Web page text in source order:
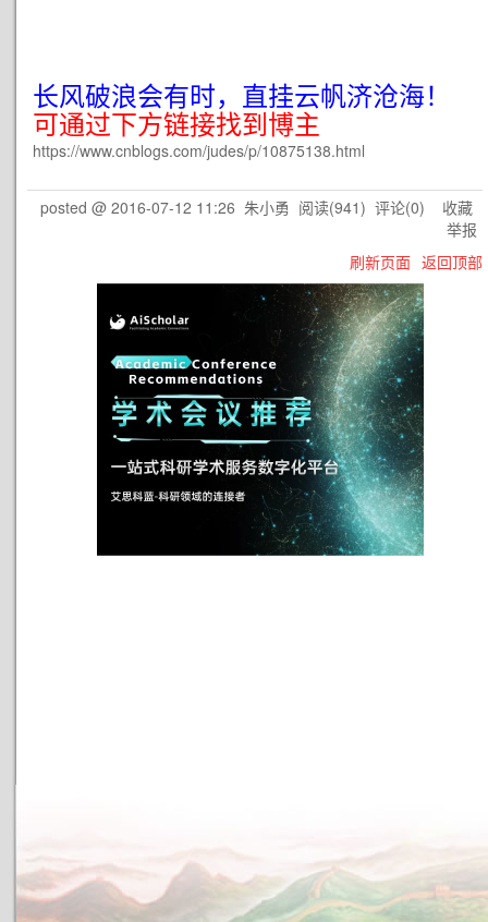
长风破浪会有时，直挂云帆济沧海！
可通过下方链接找到博主
https://www.cnblogs.com/judes/p/10875138.html
posted @ 2016-07-12 11:26 朱小勇 阅读(941) 评论(0) 收藏
举报
刷新页面 返回顶部